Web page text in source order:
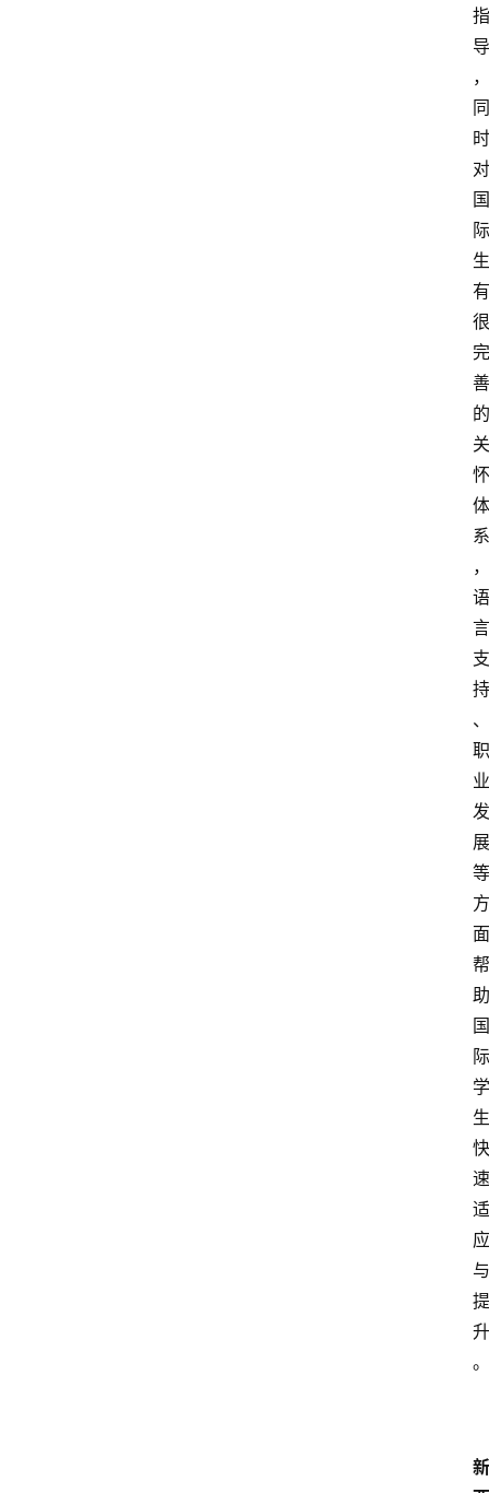
指
导
，
同
时
对
国
际
生
有
很
完
善
的
关
怀
体
系
，
语
言
支
持
、
职
业
发
展
等
方
面
帮
助
国
际
学
生
快
速
适
应
与
提
升
。
新